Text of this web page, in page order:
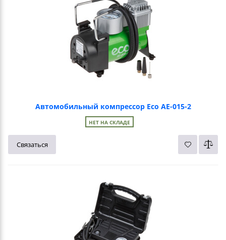
Автомобильный компрессор Eco AE-015-2
НЕТ НА СКЛАДЕ
Связаться